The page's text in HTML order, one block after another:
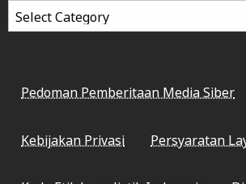
Categories
Pedoman Pemberitaan Media Siber
Kebijakan Privasi Persyaratan